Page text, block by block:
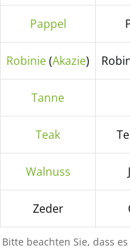
Pappel
Robinie(Akazie)
Tanne
Teak
Walnuss
Zeder
Bitte beachten Sie, dass